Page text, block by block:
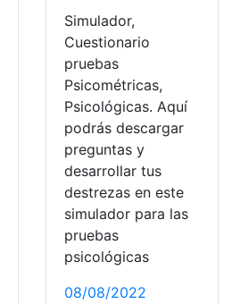
Simulador,
Cuestionario
pruebas
Psicométricas,
Psicológicas. Aquí
podrás descargar
preguntas y
desarrollar tus
destrezas en este
simulador para las
pruebas
psicológicas
08/08/2022